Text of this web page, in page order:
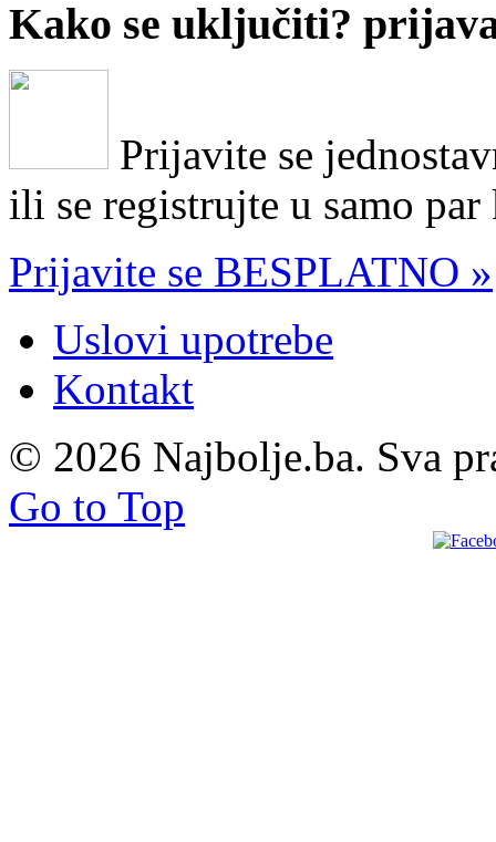
Kako se uključiti?
Prijavite se
ili se registrujte u samo
Prijavite se BESPLATNO »
Uslovi upotrebe
Kontakt
© 2026 Najbolje.ba. Sva
Go to Top